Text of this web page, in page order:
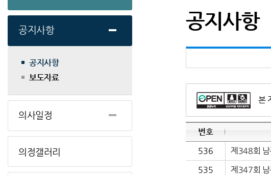
공지사항
공지사항
보도자료
의사일정
의정갤러리
공지사항
본
번호
536
제348회 남
535
제347회 남